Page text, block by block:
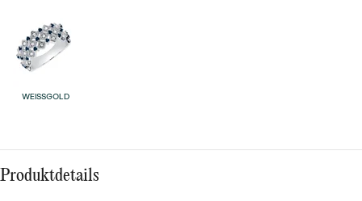
NACH DER FORM
MASSGEFERTIGTER
Ohrrinnge
Personalisierte
Halsketten
Meistverkaufte
ANSEHEN
WEISSGOLD
Produktdetails